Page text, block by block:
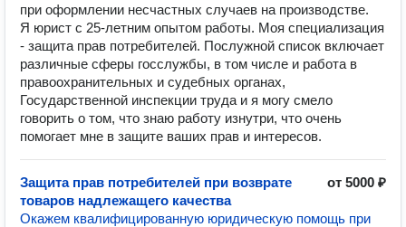
при оформлении несчастных случаев на производстве.
Я юрист с 25-летним опытом работы. Моя специализация
- защита прав потребителей. Послужной список включает
различные сферы госслужбы, в том числе и работа в
правоохранительных и судебных органах,
Государственной инспекции труда и я могу смело
говорить о том, что знаю работу изнутри, что очень
помогает мне в защите ваших прав и интересов.
Защита прав потребителей при возврате
товаров надлежащего качества
от 5000 ₽
Окажем квалифицированную юридическую помощь при